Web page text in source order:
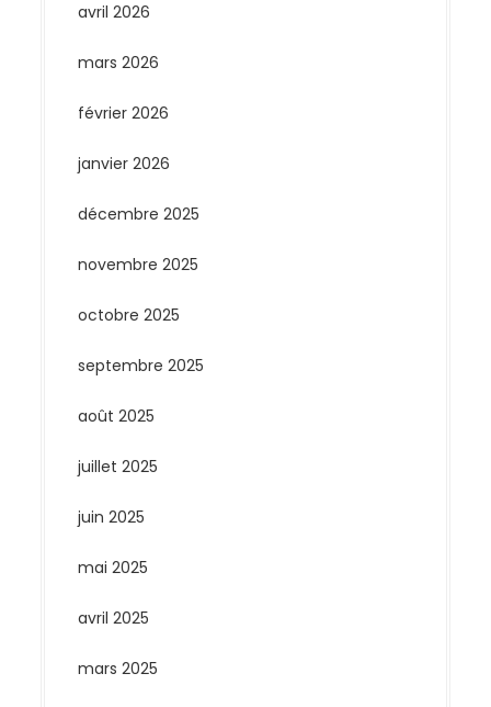
avril 2026
mars 2026
février 2026
janvier 2026
décembre 2025
novembre 2025
octobre 2025
septembre 2025
août 2025
juillet 2025
juin 2025
mai 2025
avril 2025
mars 2025